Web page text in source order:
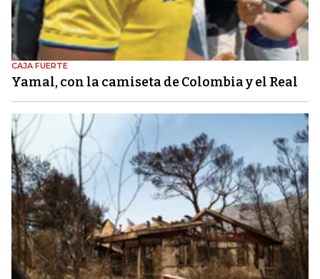
CAJA FUERTE
Yamal, con la camiseta de Colombia y el Real